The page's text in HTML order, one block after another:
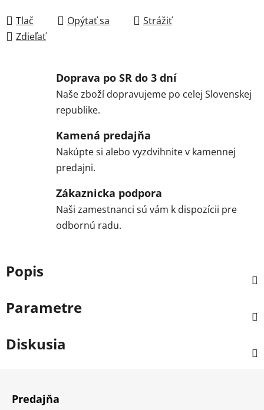
Tlač Opýtať sa
Strážiť
Zdieľať
Doprava po SR do 3 dní
Naše zboží dopravujeme po celej Slovenskej
republike.
Kamená predajňa
Nakúpte si alebo vyzdvihnite v kamennej
predajni.
Zákaznicka podpora
Naši zamestnanci sú vám k dispozícii pre
odbornú radu.
Popis
Parametre
Diskusia
Predajňa